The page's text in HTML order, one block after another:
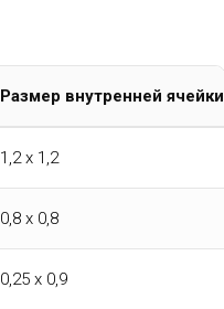
Размер внутренней
1,2 х 1,2
0,8 х 0,8
0,25 х 0,9